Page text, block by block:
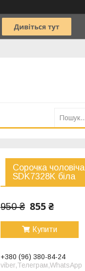
Сорочка
SDK7328K біла
950 ₴ 855 ₴
Купити
+380 (96) 380-84-24
viber,Телеграм,WhatsApp